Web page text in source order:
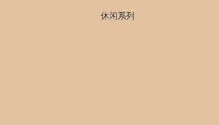
休闲系列